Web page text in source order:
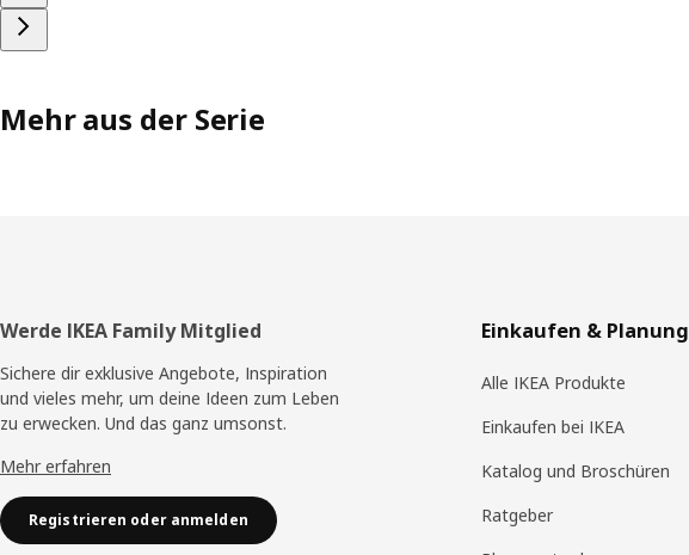
Mehr aus der Serie
Fusszeile
Werde IKEA Family Mitglied
Sichere dir exklusive Angebote, Inspiration
und vieles mehr, um deine Ideen zum Leben
zu erwecken. Und das ganz umsonst.
Mehr erfahren
Registrieren oder anmelden
Einkaufen & Planung
Alle IKEA Produkte
Einkaufen bei IKEA
Katalog und Broschüren
Ratgeber